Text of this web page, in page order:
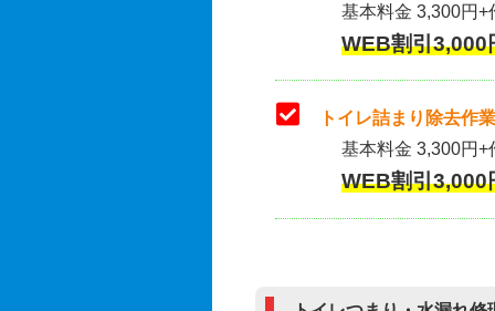
基本料金 3,300円+
WEB割引
トイレ詰まり除去作
基本料金 3,300円+
WEB割引